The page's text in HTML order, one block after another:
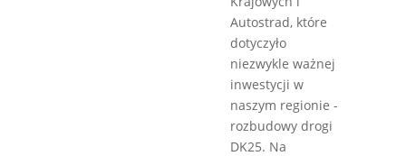
Autostrad, które
dotyczyło
niezwykle ważnej
inwestycji w
naszym regionie -
rozbudowy drogi
DK25. Na